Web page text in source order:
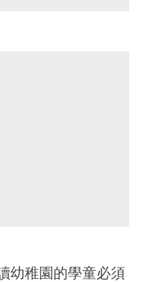
幼稚園的學童必須